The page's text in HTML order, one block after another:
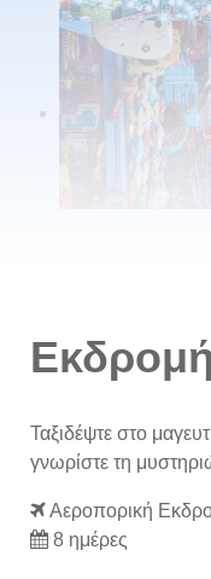
Ταξιδέψτε στο
γνωρίστε τη
Αεροπορική
8 ημέρες